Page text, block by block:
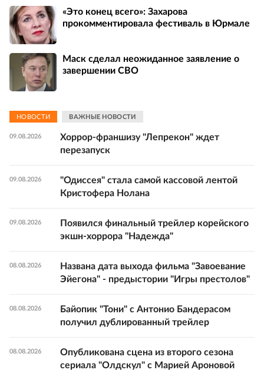
«Это конец всего»: Захарова
прокомментировала фестиваль в Юрмале
Маск сделал неожиданное заявление о
завершении СВО
НОВОСТИ ВАЖНЫЕ НОВОСТИ
09.08.2026
Хоррор-франшизу "Лепрекон" ждет
перезапуск
09.08.2026
"Одиссея" стала самой кассовой лентой
Кристофера Нолана
09.08.2026
Появился финальный трейлер корейского
экшн-хоррора "Надежда"
08.08.2026
Названа дата выхода фильма "Завоевание
Эйегона" - предыстории "Игры престолов"
08.08.2026
Байопик "Тони" с Антонио Бандерасом
получил дублированный трейлер
08.08.2026
Опубликована сцена из второго сезона
сериала "Олдскул" с Марией Ароновой